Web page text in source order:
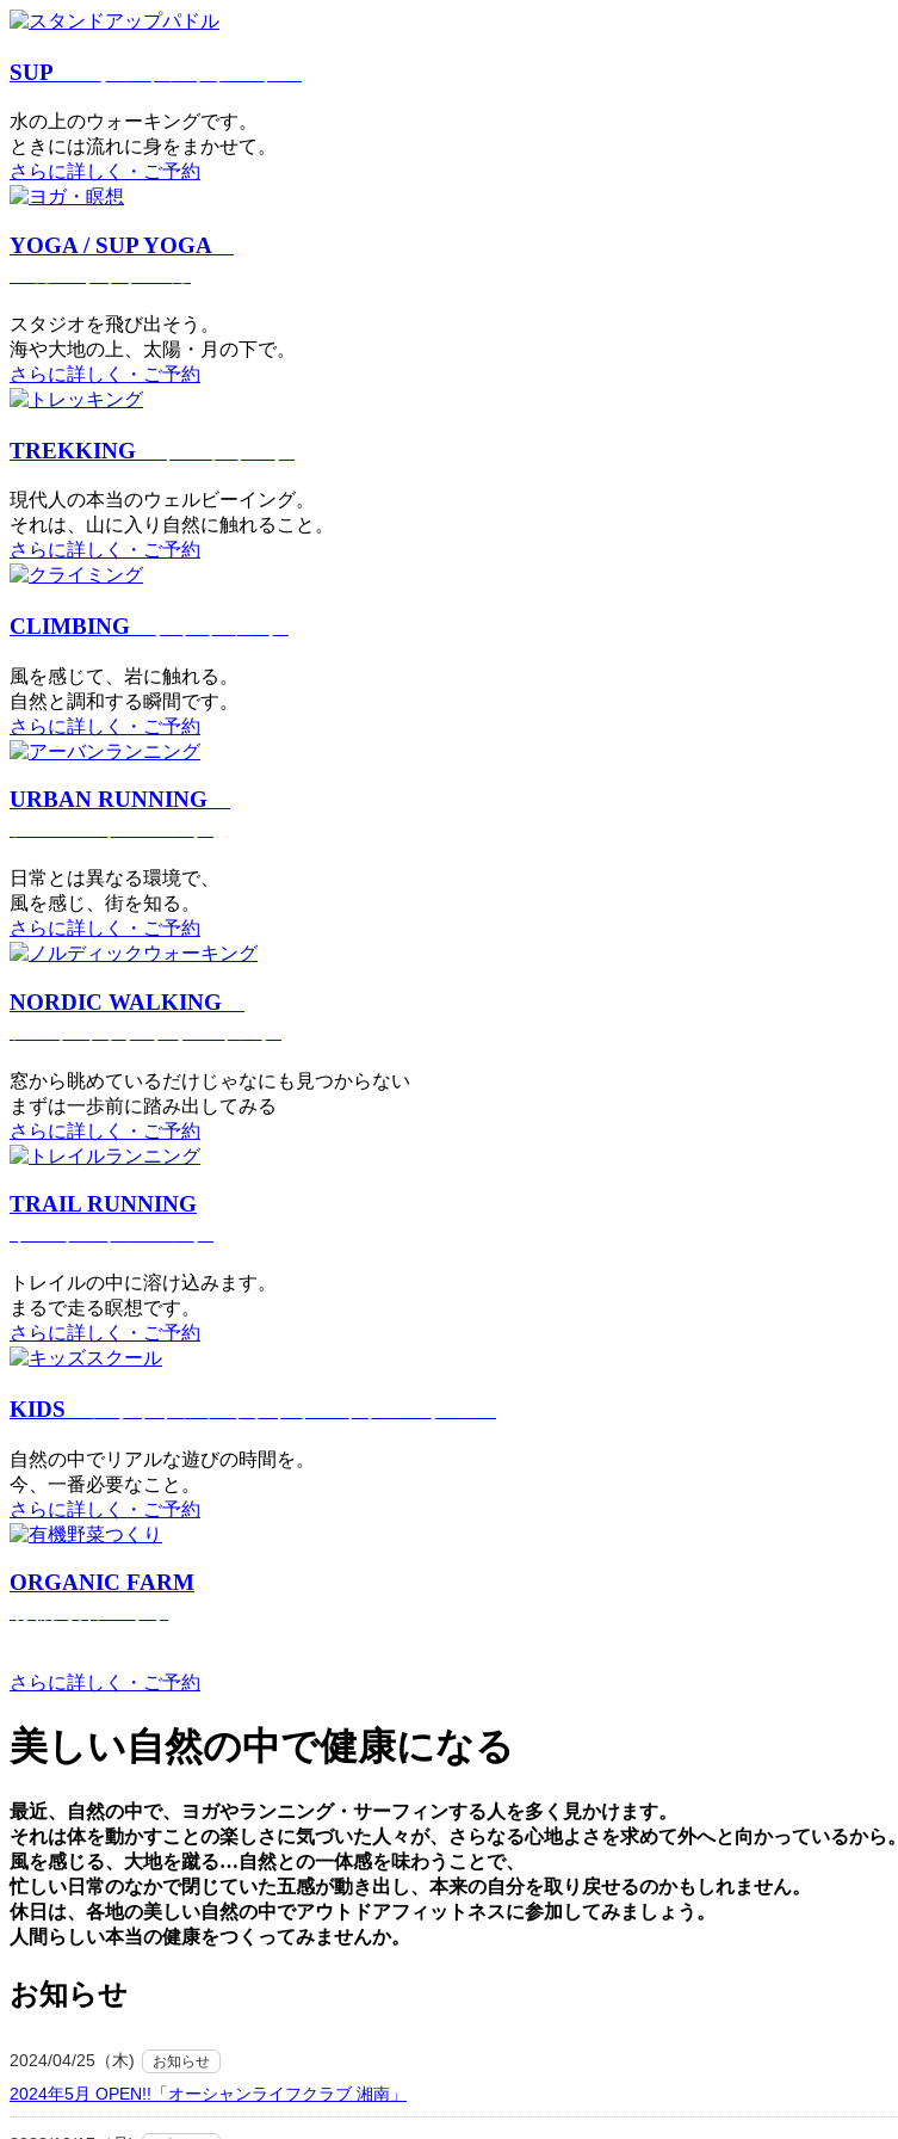
SUP
⽔の上のウォーキングです。
ときには流れに身をまかせて。
さらに詳しく・ご予約
YOGA / SUP YOGA
スタジオを⾶び出そう。
海や大地の上、太陽・⽉の下で。
さらに詳しく・ご予約
TREKKING
現代⼈の本当のウェルビーイング。
それは、⼭に⼊り⾃然に触れること。
さらに詳しく・ご予約
CLIMBING
⾵を感じて、岩に触れる。
⾃然と調和する瞬間です。
さらに詳しく・ご予約
URBAN RUNNING
日常とは異なる環境で、
風を感じ、街を知る。
さらに詳しく・ご予約
NORDIC WALKING
窓から眺めているだけじゃなにも見つからない
まずは一歩前に踏み出してみる
さらに詳しく・ご予約
TRAIL RUNNING
トレイルの中に溶け込みます。
まるで⾛る瞑想です。
さらに詳しく・ご予約
KIDS
⾃然の中でリアルな遊びの時間を。
今、⼀番必要なこと。
さらに詳しく・ご予約
ORGANIC FARM
さらに詳しく・ご予約
美しい⾃然の中で健康になる
最近、⾃然の中で、ヨガやランニング・サーフィンする⼈を多く⾒かけます。
それは体を動かすことの楽しさに気づいた⼈々が、さらなる⼼地よさを求めて外へと向かっているから。
⾵を感じる、⼤地を蹴る…⾃然との⼀体感を味わうことで、
忙しい⽇常のなかで閉じていた五感が動き出し、本来の⾃分を取り戻せるのかもしれません。
休⽇は、各地の美しい⾃然の中でアウトドアフィットネスに参加してみましょう。
⼈間らしい本当の健康をつくってみませんか。
お知らせ
2024/04/25（木) お知らせ
2024年5月 OPEN!!「オーシャンライフクラブ 湘南」